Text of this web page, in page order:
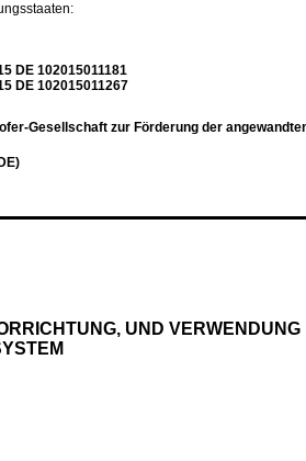
DE 102015011181
DE 102015011267
Gesellschaft zur Förderung der
UND